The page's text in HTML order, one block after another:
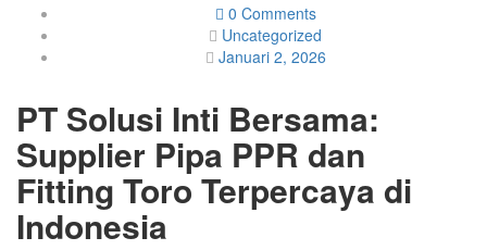
0 Comments
Uncategorized
Januari 2, 2026
PT Solusi Inti Bersama:
Supplier Pipa PPR dan
Fitting Toro Terpercaya di
Indonesia